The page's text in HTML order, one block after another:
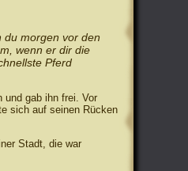
du morgen vor den
wenn er dir die
Pferd
und gab ihn frei. Vor
sich auf seinen Rücken
Stadt, die war